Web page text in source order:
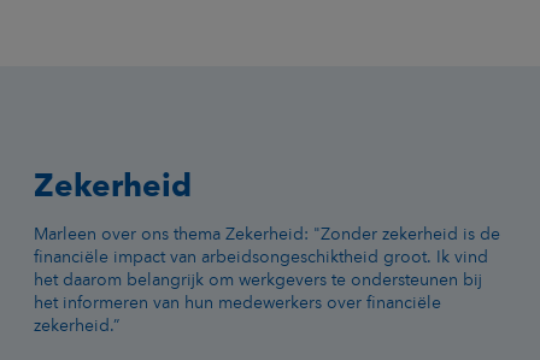
Zekerheid
Marleen over ons thema Zekerheid: "Zonder zekerheid is de
financiële impact van arbeidsongeschiktheid groot. Ik vind
het daarom belangrijk om werkgevers te ondersteunen bij
het informeren van hun medewerkers over financiële
zekerheid.”